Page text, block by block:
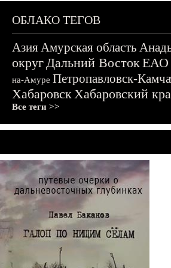
ОБЛАКО ТЕГОВ
АзияАмурская область
округДальний ВостокЕАО
на-Амуре Петропавловск-
ХабаровскХабаровский
Все теги >>